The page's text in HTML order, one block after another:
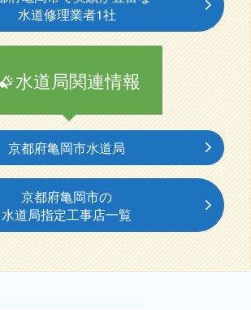
水道修理業者1社
水道局関連情報
京都府亀岡市水道局
京都府亀岡市の
水道局指定工事店一覧